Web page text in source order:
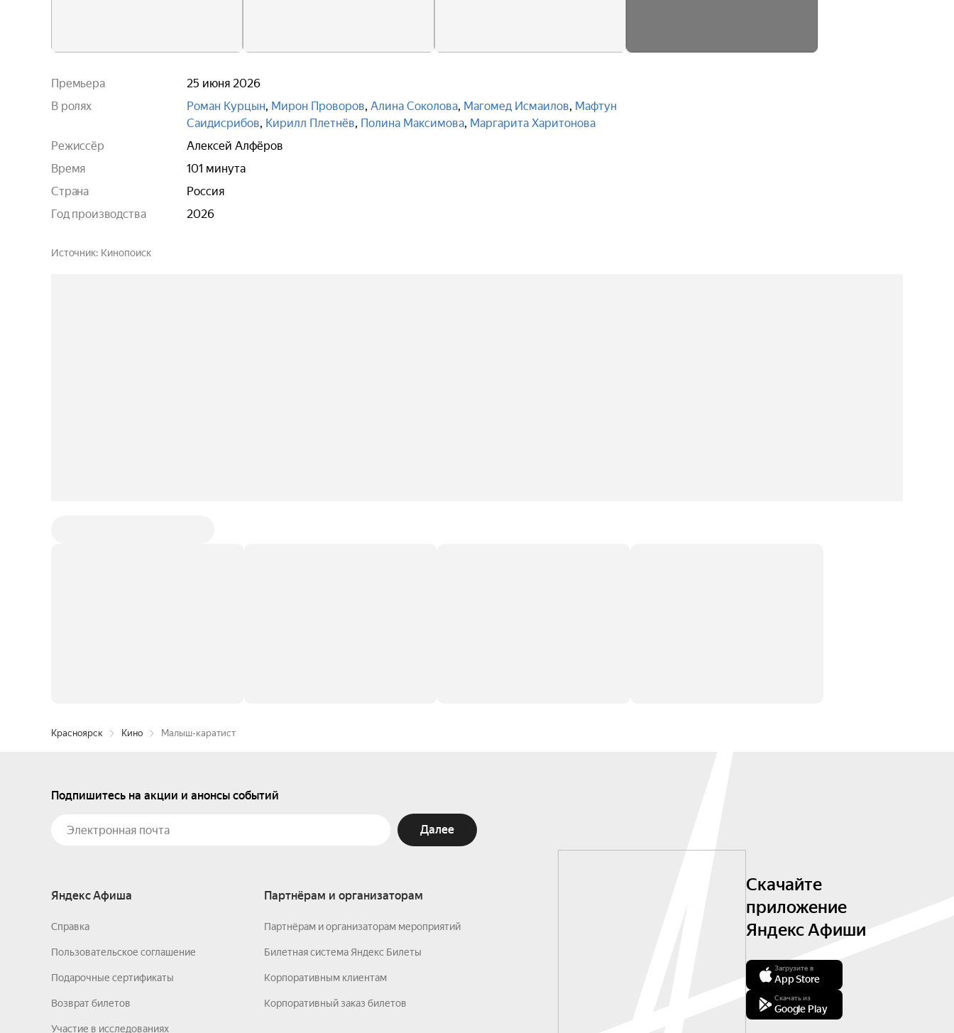
Премьера
25 июня 2026
В ролях
Роман Курцын, Мирон Проворов, Алина Соколова, Магомед Исмаилов, Мафтун
Саидисрибов, Кирилл Плетнёв, Полина Максимова, Маргарита Харитонова
Режиссёр
Алексей Алфёров
Время
101 минута
Страна
Россия
Год производства
2026
Источник Кинопоиск
Красноярск Кино Малыш-каратист
Подпишитесь на акции и анонсы событий
Далее
Яндекс Афиша
Справка
Пользовательское соглашение
Подарочные сертификаты
Возврат билетов
Участие в исследованиях
Партнёрам и организаторам
Партнёрам и организаторам мероприятий
Билетная система Яндекс Билеты
Корпоративным клиентам
Корпоративный заказ билетов
Скачайте
приложение
Яндекс Афиши
Загрузите в
App Store
Скачать из
Google Play